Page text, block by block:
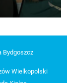
Bydgoszcz
Wielkopolski